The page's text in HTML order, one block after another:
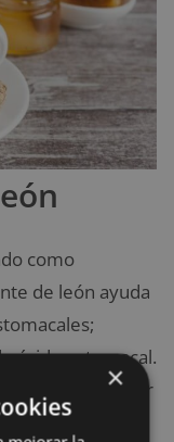
como
de león ayuda
ácido estomacal.
podemos afirmar
la
×